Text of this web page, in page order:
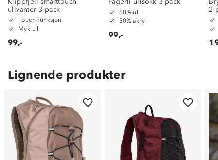
ullvanter 3-pack
Touch-funksjon
Myk ull
99,-
50% ull
30% akryl
99,-
2-
Lignende produkter